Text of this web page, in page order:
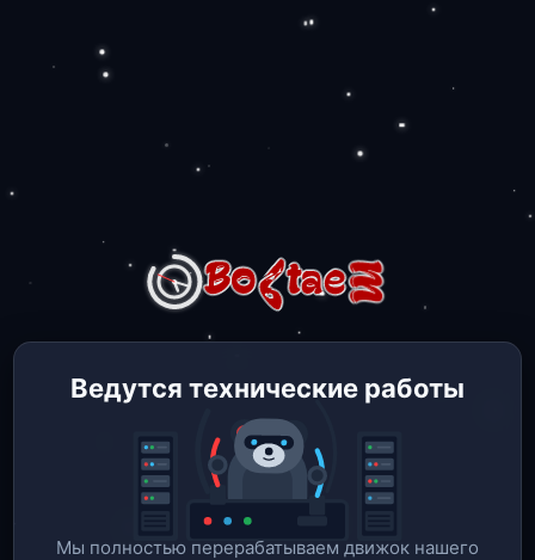
Ведутся технические работы
Мы полностью перерабатываем движок нашего